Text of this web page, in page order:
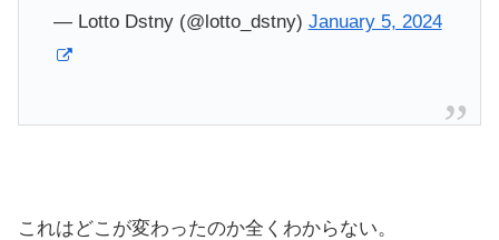
— Lotto Dstny (@lotto_dstny) January 5, 2024
これはどこが変わったのか全くわからない。